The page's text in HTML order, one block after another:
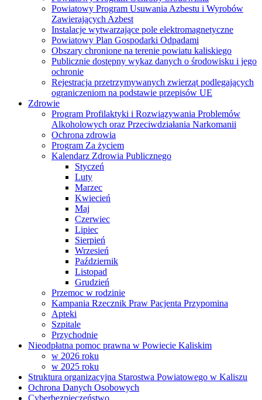
Powiatowy Program Usuwania Azbestu i Wyrobów
Zawierających Azbest
Instalacje wytwarzające pole elektromagnetyczne
Powiatowy Plan Gospodarki Odpadami
Obszary chronione na terenie powiatu kaliskiego
Publicznie dostępny wykaz danych o środowisku i jego
ochronie
Rejestracja przetrzymywanych zwierząt podlegających
ograniczeniom na podstawie przepisów UE
Zdrowie
Program Profilaktyki i Rozwiązywania Problemów
Alkoholowych oraz Przeciwdziałania Narkomanii
Ochrona zdrowia
Program Za życiem
Kalendarz Zdrowia Publicznego
Styczeń
Luty
Marzec
Kwiecień
Maj
Czerwiec
Lipiec
Sierpień
Wrzesień
Październik
Listopad
Grudzień
Przemoc w rodzinie
Kampania Rzecznik Praw Pacjenta Przypomina
Apteki
Szpitale
Przychodnie
Nieodpłatna pomoc prawna w Powiecie Kaliskim
w 2026 roku
w 2025 roku
Struktura organizacyjna Starostwa Powiatowego w Kaliszu
Ochrona Danych Osobowych
Cyberbezpieczeństwo